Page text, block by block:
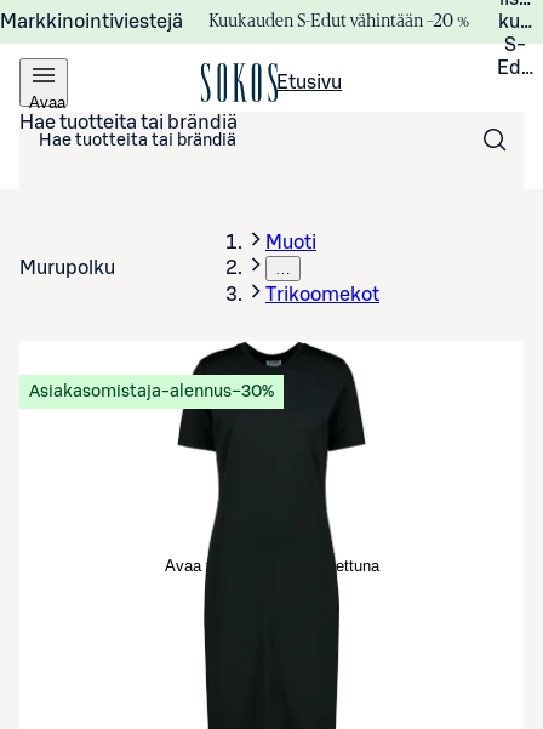
Markkinointiviestejä Kuukauden S-Edut vähintään –20 %
S-
Avaa
valikko
Etusivu
Hae tuotteita tai brändiä
Murupolku
Muoti
…
Trikoomekot
Avaa tuotekuva suurennettuna
Asiakasomistaja-alennus−30%